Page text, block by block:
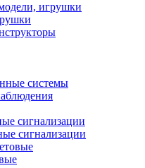
игрушки
системы
сигнализации
сигнализации